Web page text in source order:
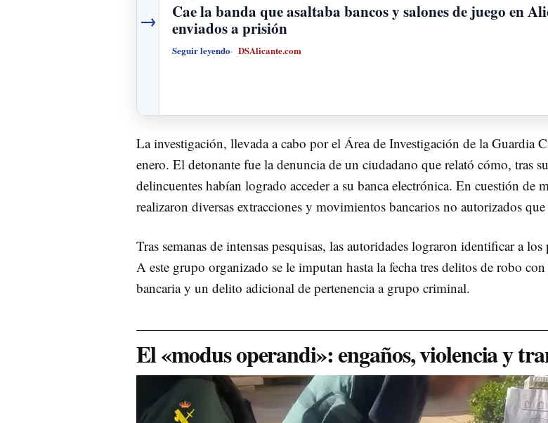
→
Cae la banda que asaltaba bancos y salones de juego en
enviados a prisión
Seguir leyendo DSAlicante.com
La investigación, llevada a cabo por el Área de Investigación de la Guardia
enero. El detonante fue la denuncia de un ciudadano que relató cómo, tras
delincuentes habían logrado acceder a su banca electrónica. En cuestión
realizaron diversas extracciones y movimientos bancarios no autorizados
Tras semanas de intensas pesquisas, las autoridades lograron identificar a
A este grupo organizado se le imputan hasta la fecha tres delitos de robo con
bancaria y un delito adicional de pertenencia a grupo criminal.
El «modus operandi»: engaños, violencia y